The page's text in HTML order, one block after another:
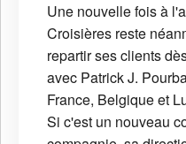
Une nouvelle fois à
Croisières reste
repartir ses clients
avec Patrick J.
France, Belgique et
Si c'est un nouveau